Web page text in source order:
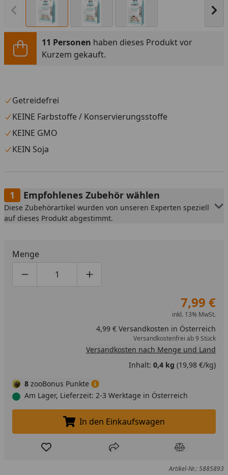
Vorheriges Bild anzeigen
11 Personen haben dieses Produkt vor
Kurzem gekauft.
Getreidefrei
KEINE Farbstoffe / Konservierungsstoffe
KEINE GMO
KEIN Soja
Empfohlenes Zubehör wählen
Diese Zubehörartikel wurden von unseren Experten speziell
auf dieses Produkt abgestimmt.
Menge
Produktmenge um eins verringern
Produktmenge manuell eingeben
Produktmenge um eins erhöhen
7,99 €
inkl. 13% MwSt.
4,99 € Versandkosten in Österreich
Versandkostenfrei ab 9 Stück
Versandkosten nach Menge und Land
Inhalt: 0,4 kg (19,98 €/kg)
8 zooBonus Punkte
Am Lager, Lieferzeit: 2-3 Werktage in Österreich
In den Einkaufswagen legen
In den Einkaufswagen
Produkt zur Wunschliste hinzufügen
Teilen Produkt
Artikel-Nr.: 5885893